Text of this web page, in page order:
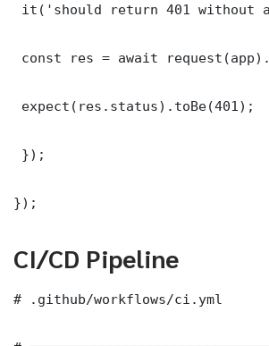
it('should return 401 without
const res = await
expect(res.status).toBe(401);
});
});
CI/CD Pipeline
# .github/workflows/ci.yml